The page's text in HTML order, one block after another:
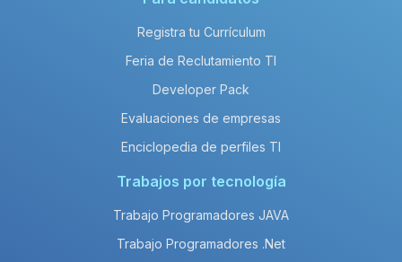
Registra tu Currículum
Feria de Reclutamiento TI
Developer Pack
Evaluaciones de empresas
Enciclopedia de perfiles TI
Trabajos por tecnología
Trabajo Programadores JAVA
Trabajo Programadores .Net